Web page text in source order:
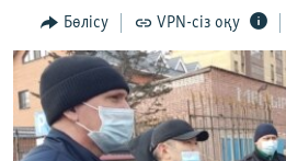
Search
ӘЛЕМ
АРНАЙЫ ЖОБАЛАР
Русский
Бөлісу VPN-сіз оқу